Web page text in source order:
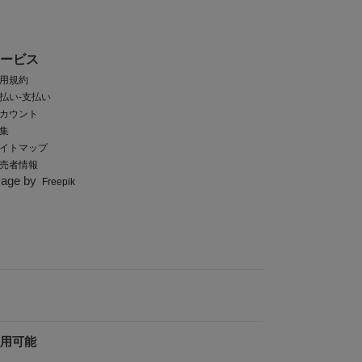
ビス
規約
い-支払い
ウント
トマップ
者情報
by Freepik
可能